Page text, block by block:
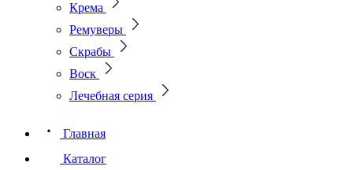
Крема
Ремуверы
Скрабы
Воск
Лечебная серия
Главная
Каталог